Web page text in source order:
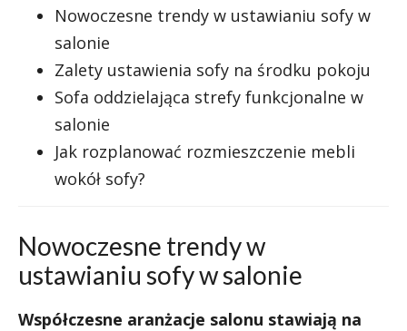
Nowoczesne trendy w ustawianiu sofy w
salonie
Zalety ustawienia sofy na środku pokoju
Sofa oddzielająca strefy funkcjonalne w
salonie
Jak rozplanować rozmieszczenie mebli
wokół sofy?
Nowoczesne trendy w
ustawianiu sofy w salonie
Współczesne aranżacje salonu stawiają na